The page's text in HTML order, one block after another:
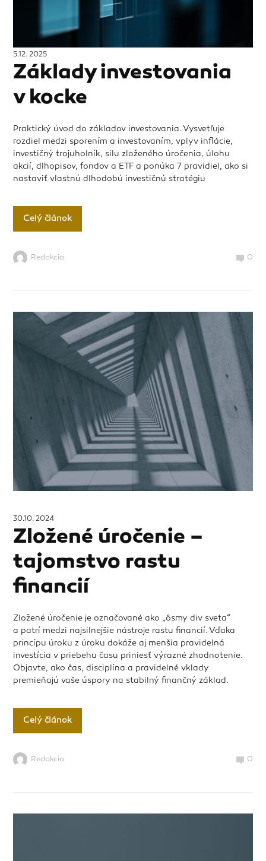
5.12. 2025
Základy investovania
v kocke
Praktický úvod do základov investovania. Vysvetľuje
rozdiel medzi sporením a investovaním, vplyv inflácie,
investičný trojuholník, silu zloženého úročenia, úlohu
akcií, dlhopisov, fondov a ETF a ponúka 7 pravidiel, ako si
nastaviť vlastnú dlhodobú investičnú stratégiu
Celý článok
Redakcia 0
30.10. 2024
Zložené úročenie –
tajomstvo rastu
financií
Zložené úročenie je označované ako „ôsmy div sveta“
a patrí medzi najsilnejšie nástroje rastu financií. Vďaka
princípu úroku z úroku dokáže aj menšia pravidelná
investícia v priebehu času priniesť výrazné zhodnotenie.
Objavte, ako čas, disciplína a pravidelné vklady
premieňajú vaše úspory na stabilný finančný základ.
Celý článok
Redakcia 0